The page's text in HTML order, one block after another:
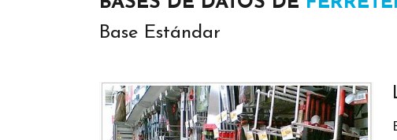
Base Estándar